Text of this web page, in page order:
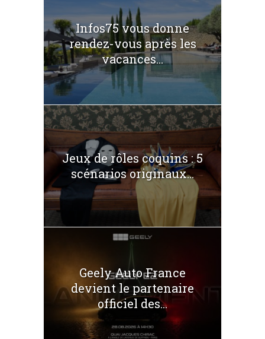
Infos75 vous donne
rendez-vous après les
vacances...
Jeux de rôles coquins : 5
scénarios originaux...
Geely Auto France
devient le partenaire
officiel des...